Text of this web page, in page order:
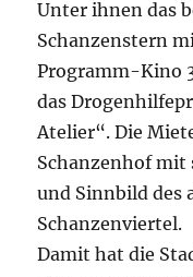
Unter ihnen das
Schanzenstern
Programm-Kino
das
Atelier“. Die
Schanzenhof mit
und Sinnbild des
Schanzenviertel.
Damit hat die